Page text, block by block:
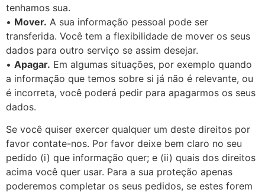
tenhamos sua.
• Mover. A sua informação pessoal pode ser
transferida. Você tem a flexibilidade de mover os seus
dados para outro serviço se assim desejar.
• Apagar. Em algumas situações, por exemplo quando
a informação que temos sobre si já não é relevante, ou
é incorreta, você poderá pedir para apagarmos os seus
dados.
Se você quiser exercer qualquer um deste direitos por
favor contate-nos. Por favor deixe bem claro no seu
pedido (i) que informação quer; e (ii) quais dos direitos
acima você quer usar. Para a sua proteção apenas
poderemos completar os seus pedidos, se estes forem